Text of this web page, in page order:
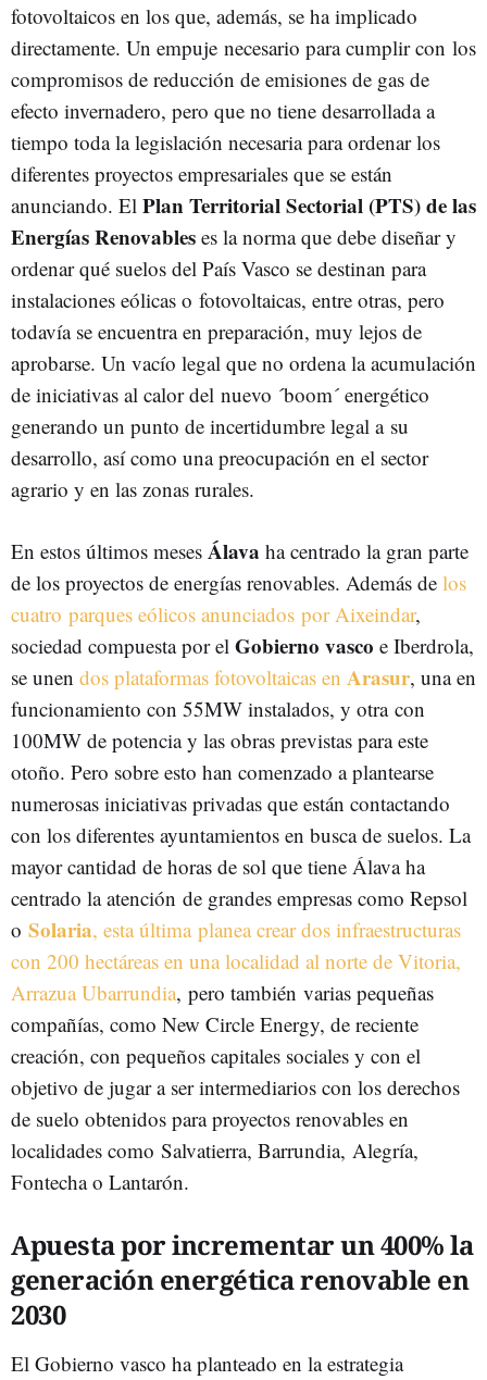
fotovoltaicos en los que, además, se ha implicado
directamente. Un empuje necesario para cumplir con los
compromisos de reducción de emisiones de gas de
efecto invernadero, pero que no tiene desarrollada a
tiempo toda la legislación necesaria para ordenar los
diferentes proyectos empresariales que se están
anunciando. El Plan Territorial Sectorial (PTS) de las
Energías Renovables es la norma que debe diseñar y
ordenar qué suelos del País Vasco se destinan para
instalaciones eólicas o fotovoltaicas, entre otras, pero
todavía se encuentra en preparación, muy lejos de
aprobarse. Un vacío legal que no ordena la acumulación
de iniciativas al calor del nuevo ´boom´ energético
generando un punto de incertidumbre legal a su
desarrollo, así como una preocupación en el sector
agrario y en las zonas rurales.
En estos últimos meses Álava ha centrado la gran parte
de los proyectos de energías renovables. Además de los
cuatro parques eólicos anunciados por Aixeindar,
sociedad compuesta por el Gobierno vasco e Iberdrola,
se unen dos plataformas fotovoltaicas en Arasur, una en
funcionamiento con 55MW instalados, y otra con
100MW de potencia y las obras previstas para este
otoño. Pero sobre esto han comenzado a plantearse
numerosas iniciativas privadas que están contactando
con los diferentes ayuntamientos en busca de suelos. La
mayor cantidad de horas de sol que tiene Álava ha
centrado la atención de grandes empresas como Repsol
o Solaria, esta última planea crear dos infraestructuras
con 200 hectáreas en una localidad al norte de Vitoria,
Arrazua Ubarrundia, pero también varias pequeñas
compañías, como New Circle Energy, de reciente
creación, con pequeños capitales sociales y con el
objetivo de jugar a ser intermediarios con los derechos
de suelo obtenidos para proyectos renovables en
localidades como Salvatierra, Barrundia, Alegría,
Fontecha o Lantarón.
Apuesta por incrementar un 400% la
generación energética renovable en
2030
El Gobierno vasco ha planteado en la estrategia